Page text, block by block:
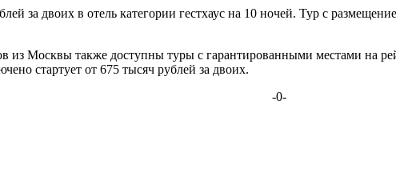
за двоих в отель категории гестхаус на 10 ночей. Тур с
из Москвы также доступны туры с гарантированными местами на
стартует от 675 тысяч рублей за двоих.
-0-